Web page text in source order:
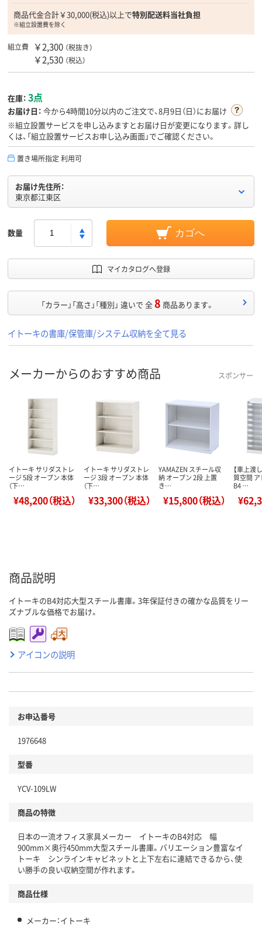
商品代金合計￥30,000(税込)以上で特別配送料当社負担
※組立設置費を除く
組立費 ￥2,300 （税抜き）
￥2,530 （税込）
在庫： 3点
お届け日： 今から4時間10分以内のご注文で、8月9日（日）にお届け
※組立設置サービスを申し込みますとお届け日が変更になります。詳し
くは、「組立設置サービスお申し込み画面」でご確認ください。
置き場所指定 利用可
お届け先住所：
東京都江東区
数量 カゴへ
マイカタログへ登録
「カラー」「高さ」「種別」 違いで 全8 商品あります。
イトーキの書庫/保管庫/システム収納を全て見る
メーカーからのおすすめ商品 スポンサー
イトーキ サリダストレ
ージ 5段 オープン 本体
（下…
¥48,200（税込）
イトーキ サリダストレ
ージ 3段 オープン 本体
（下…
¥33,300（税込）
YAMAZEN スチール収
納 オープン 2段 上置
き…
¥15,800（税込）
【車上渡
質空間
B4 …
商品説明
イトーキのB4対応大型スチール書庫。3年保証付きの確かな品質をリー
ズナブルな価格でお届け。
アイコンの説明
お申込番号
1976648
型番
YCV-109LW
商品の特徴
日本の一流オフィス家具メーカー イトーキのB4対応 幅
900mm×奥行450mm大型スチール書庫。バリエーション豊富なイ
トーキ シンラインキャビネットと上下左右に連結できるから、使
い勝手の良い収納空間が作れます。
商品仕様
メーカー：イトーキ